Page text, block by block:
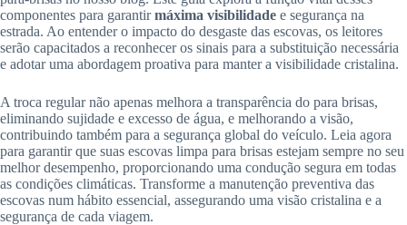
componentes para garantirmáxima visibilidade e segurança na
estrada. Ao entender o impacto do desgaste das escovas, os leitores
serão capacitados a reconhecer os sinais para a substituição necessária
e adotar uma abordagem proativa para manter a visibilidade cristalina.
A troca regular não apenas melhora a transparência do para brisas,
eliminando sujidade e excesso de água, e melhorando a visão,
contribuindo também para a segurança global do veículo. Leia agora
para garantir que suas escovas limpa para brisas estejam sempre no seu
melhor desempenho, proporcionando uma condução segura em todas
as condições climáticas. Transforme a manutenção preventiva das
escovas num hábito essencial, assegurando uma visão cristalina e a
segurança de cada viagem.